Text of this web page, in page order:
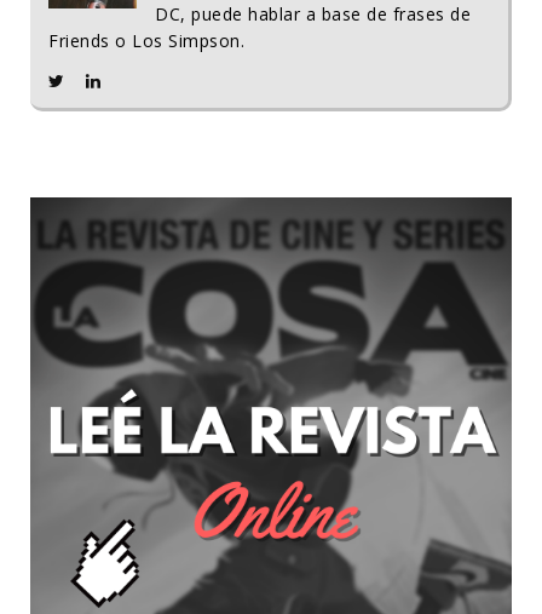
DC, puede hablar a base de frases de
Friends o Los Simpson.